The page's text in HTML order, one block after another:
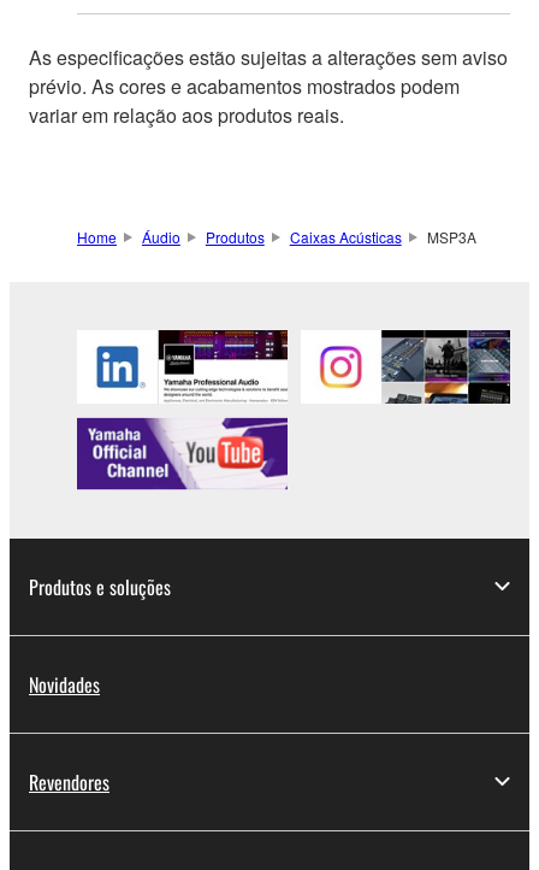
As especificações estão sujeitas a alterações sem aviso
prévio. As cores e acabamentos mostrados podem
variar em relação aos produtos reais.
Home Áudio Produtos Caixas Acústicas MSP3A
Produtos e soluções
Novidades
Revendores